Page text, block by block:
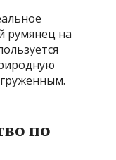
румянец на
по